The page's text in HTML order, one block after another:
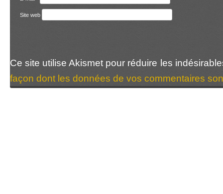
Site web
Ce site utilise Akismet pour réduire les
façon dont les données de vos commentaires